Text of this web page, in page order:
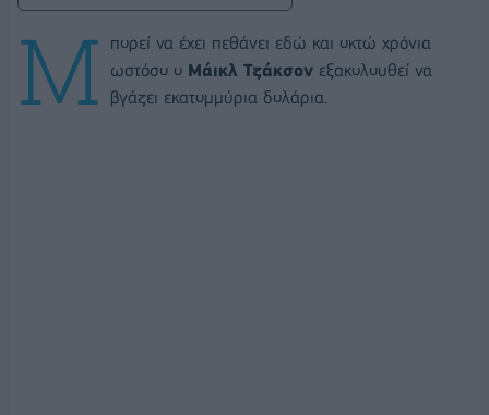
Μ
πορεί να έχει πεθάνει εδώ και οκτώ χρόνια
ωστόσο ο Μάικλ Τζάκσον εξακολουθεί να
βγάζει εκατομμύρια δολάρια.